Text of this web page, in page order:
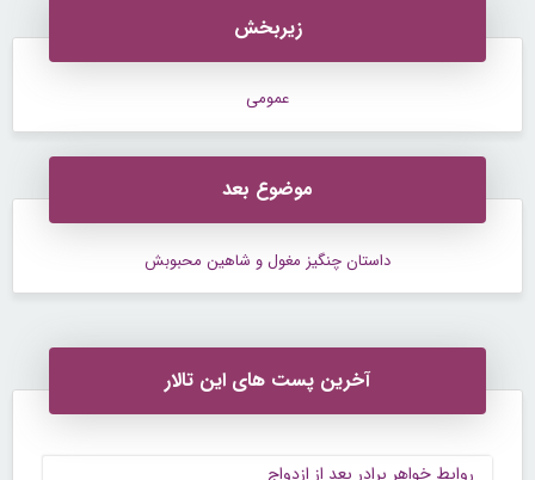
زیربخش
عمومی
موضوع بعد
داستان چنگیز مغول و شاهین محبوبش
آخرین پست های این تالار
روابط خواهر برادر بعد از ازدواج